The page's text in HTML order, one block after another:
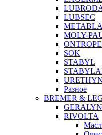
LUBSEC
MOLY-
SOK
STABYL
Разное
BREMER &
GERALYN
RIVOLTA